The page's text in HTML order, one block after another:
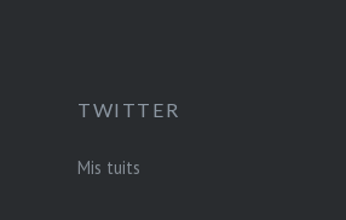
TWITTER
Mis tuits